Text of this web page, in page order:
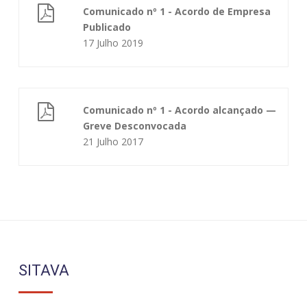
Comunicado nº 1 - Acordo de Empresa
Publicado
17 Julho 2019
Comunicado nº 1 - Acordo alcançado —
Greve Desconvocada
21 Julho 2017
SITAVA